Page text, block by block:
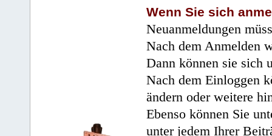
Wenn Sie sich
Neuanmeldungen
Nach dem Anmelden
Dann können sie sich
Nach dem Einloggen
ändern oder weitere
Ebenso können Sie
unter jedem Ihrer